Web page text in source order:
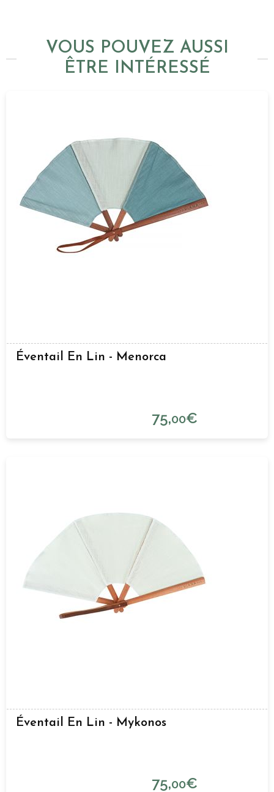
VOUS POUVEZ AUSSI
ÊTRE INTÉRESSÉ
Éventail En Lin - Menorca
75,00€
Éventail En Lin - Mykonos
75,00€